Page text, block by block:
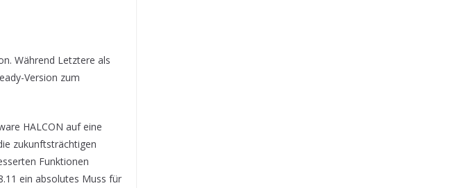
Während Letztere als
Version zum
HALCON auf eine
zukunftsträchtigen
Funktionen
ein absolutes Muss für